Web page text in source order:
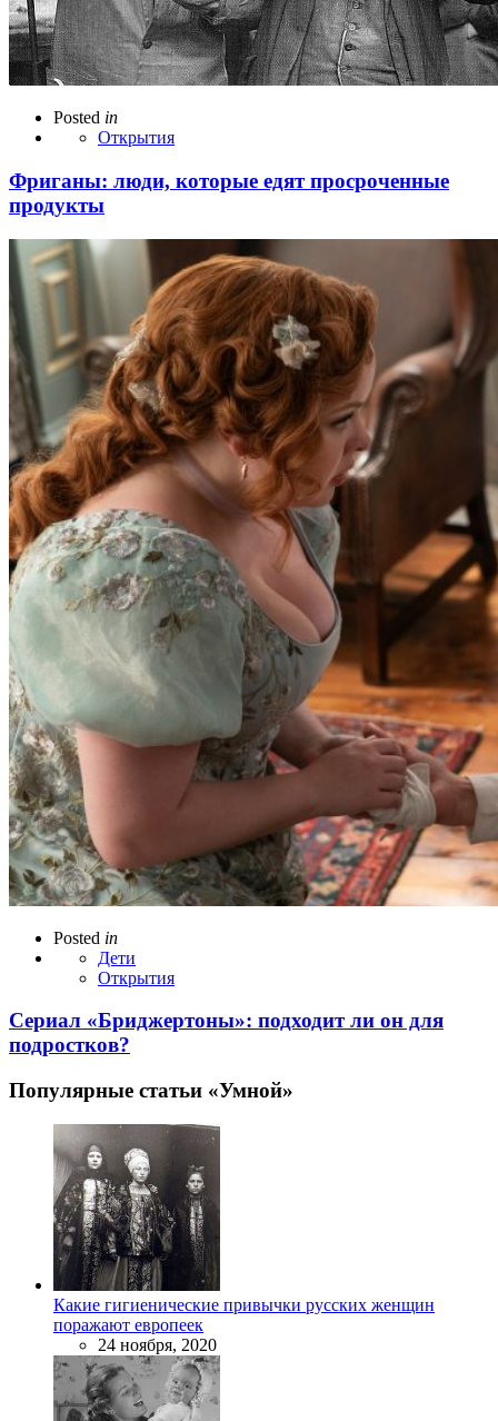
Posted in
Открытия
Фриганы: люди, которые едят просроченные
продукты
Posted in
Дети
Открытия
Сериал «Бриджертоны»: подходит ли он для
подростков?
Популярные статьи «Умной»
Какие гигиенические привычки русских женщин
поражают европеек
24 ноября, 2020